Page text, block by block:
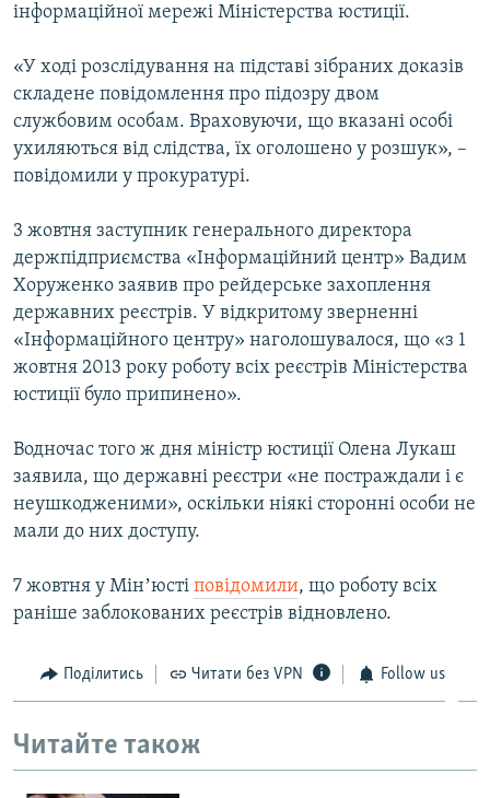
інформаційної мережі Міністерства юстиції.
«У ході розслідування на підставі зібраних доказів
складене повідомлення про підозру двом
службовим особам. Враховуючи, що вказані особі
ухиляються від слідства, їх оголошено у розшук», –
повідомили у прокуратурі.
3 жовтня заступник генерального директора
держпідприємства «Інформаційний центр» Вадим
Хоруженко заявив про рейдерське захоплення
державних реєстрів. У відкритому зверненні
«Інформаційного центру» наголошувалося, що «з 1
жовтня 2013 року роботу всіх реєстрів Міністерства
юстиції було припинено».
Водночас того ж дня міністр юстиції Олена Лукаш
заявила, що державні реєстри «не постраждали і є
неушкодженими», оскільки ніякі сторонні особи не
мали до них доступу.
7 жовтня у Мінʼюсті повідомили, що роботу всіх
раніше заблокованих реєстрів відновлено.
Поділитись Читати без VPN Follow us
Читайте також